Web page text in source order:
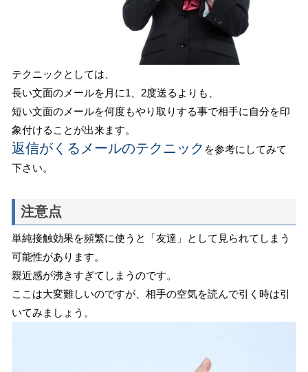
テクニックとしては、
長い文面のメールを月に1、2度送るよりも、
短い文面のメールを何度もやり取りする事で相手に自分を印
象付けることが出来ます。
返信がくるメールのテクニック を参考にしてみて
下さい。
注意点
単純接触効果を頻繁に使うと「友達」として見られてしまう
可能性があります。
親近感が沸きすぎてしまうのです。
ここは大変難しいのですが、相手の空気を読んで引く時は引
いてみましょう。